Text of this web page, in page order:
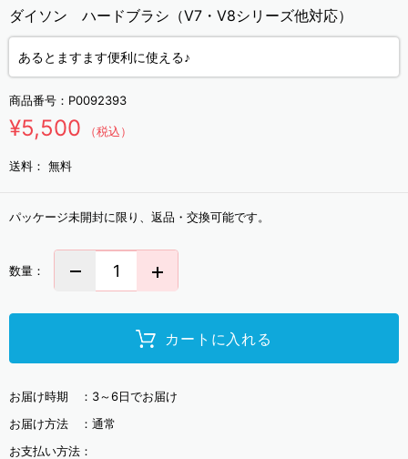
ダイソン ハードブラシ（V7・V8シリーズ他対応）
あるとますます便利に使える♪
商品番号： P0092393
¥5,500 （税込）
送料： 無料
パッケージ未開封に限り、返品・交換可能です。
数量：
カートに入れる
お届け時期 ： 3～6日でお届け
お届け方法 ： 通常
お支払い方法：